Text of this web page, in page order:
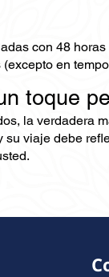
con 48
en
toque
la verdadera
viaje debe